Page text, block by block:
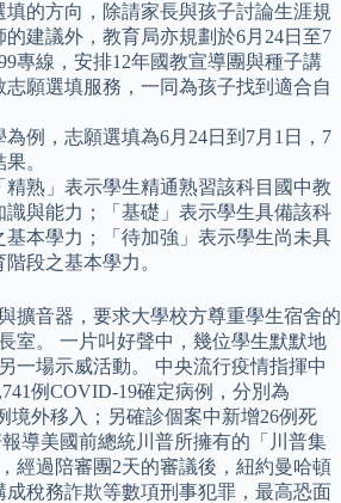
的方向，除請家長與孩子討論生涯規
建議外，教育局亦規劃於6月24日至7
專線，安排12年國教宣導團與種子講
志願選填服務，一同為孩子找到適合自
為例，志願選填為6月24日到7月1日，7
。
精熟」表示學生精通熟習該科目國中教
識與能力；「基礎」表示學生具備該科
基本學力；「待加強」表示學生尚未具
段之基本學力。
擴音器，要求大學校方尊重學生宿舍的
室。 一片叫好聲中，幾位學生默默地
一場示威活動。 中央流行疫情指揮中
例COVID-19確定病例，分別為
境外移入；另確診個案中新增26例死
導美國前總統川普所擁有的「川普集
經過陪審團2天的審議後，紐約曼哈頓
稅務詐欺等數項刑事犯罪，最高恐面